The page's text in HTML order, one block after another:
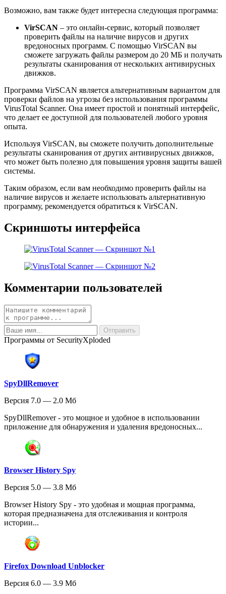
Возможно, вам также будет интересна следующая программа:
VirSCAN – это онлайн-сервис, который позволяет
проверить файлы на наличие вирусов и других
вредоносных программ. С помощью VirSCAN вы
сможете загружать файлы размером до 20 МБ и получать
результаты сканирования от нескольких антивирусных
движков.
Программа VirSCAN является альтернативным вариантом для
проверки файлов на угрозы без использования программы
VirusTotal Scanner. Она имеет простой и понятный интерфейс,
что делает ее доступной для пользователей любого уровня
опыта.
Используя VirSCAN, вы сможете получить дополнительные
результаты сканирования от других антивирусных движков,
что может быть полезно для повышения уровня защиты вашей
системы.
Таким образом, если вам необходимо проверить файлы на
наличие вирусов и желаете использовать альтернативную
программу, рекомендуется обратиться к VirSCAN.
Скриншоты интерфейса
Комментарии пользователей
Программы от SecurityXploded
SpyDllRemover
Версия 7.0 — 2.0 Мб
SpyDllRemover - это мощное и удобное в использовании
приложение для обнаружения и удаления вредоносных...
Browser History Spy
Версия 5.0 — 3.8 Мб
Browser History Spy - это удобная и мощная программа,
которая предназначена для отслеживания и контроля
истории...
Firefox Download Unblocker
Версия 6.0 — 3.9 Мб